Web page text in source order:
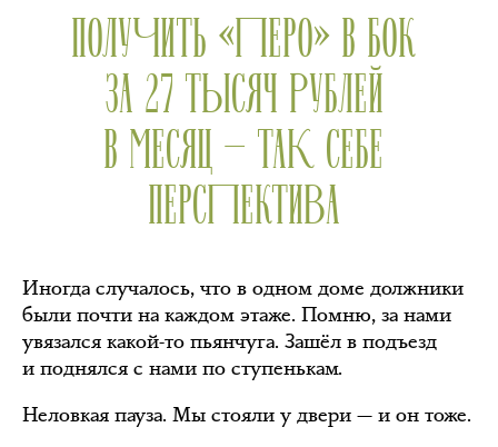
ПОЛУЧИТЬ «ПЕРО» В БОК
ЗА 27 ТЫСЯЧ РУБЛЕЙ
В МЕСЯЦ — ТАК СЕБЕ
ПЕРСПЕКТИВА
Иногда случалось, что в одном доме должники
были почти на каждом этаже. Помню, за нами
увязался какой-то пьянчуга. Зашёл в подъезд
и поднялся с нами по ступенькам.
Неловкая пауза. Мы стояли у двери — и он тоже.